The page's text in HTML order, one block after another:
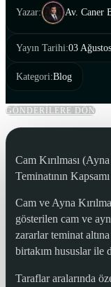
Yazar: Av. Caner
Yayın Tarihi:03
Kategori:Blog
GÖNDERİLERE DÖN
Cam Kırılması
Teminatının Kapsamı
Cam ve Ayna
gösterilen cam ve
zararlar teminat
birtakım hususlar ile
Taraflar aralarında